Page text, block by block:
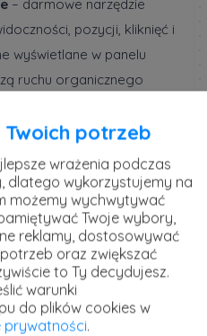
– darmowe narzędzie
pozycji, kliknięć i
wyświetlane w panelu
ruchu organicznego
powiadomienia o
wpływ na pozycję strony.
narzędzie
i analizy ruchu
konwersji. Absolutny
wykonywania audytu
Twoich potrzeb
wrażenia podczas
dlatego wykorzystujemy na
możemy wychwytywać
Twoje wybory,
reklamy, dostosowywać
oraz zwiększać
to Ty decydujesz.
warunki
do plików cookies w
prywatności.